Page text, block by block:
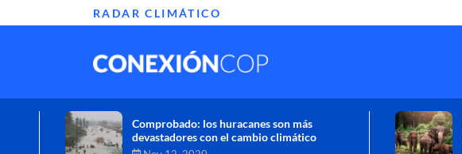
RADAR CLIMÁTICO
Informe de la ONU alerta sobre graves
efectos del cambio climático en África